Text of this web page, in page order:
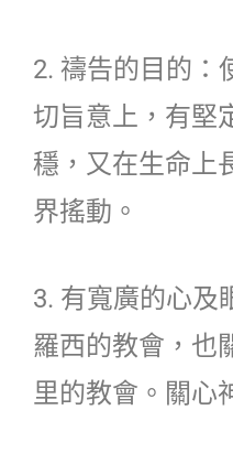
2. 禱告的目的：
切旨意上，有堅
穩，又在生命上
界搖動。
3. 有寬廣的心及
羅西的教會，也
里的教會。關心